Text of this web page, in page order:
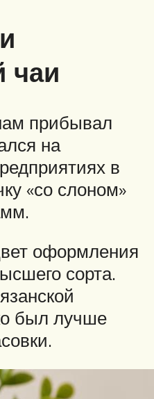
чаи
прибывал
на
в
«со слоном»
оформления
сорта.
был лучше